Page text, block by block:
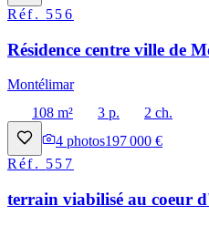
Réf. 556
Résidence centre ville de
Montélimar
108 m²
3 p.
2 ch.
4 photos197 000 €
Réf. 557
terrain viabilisé au coeur